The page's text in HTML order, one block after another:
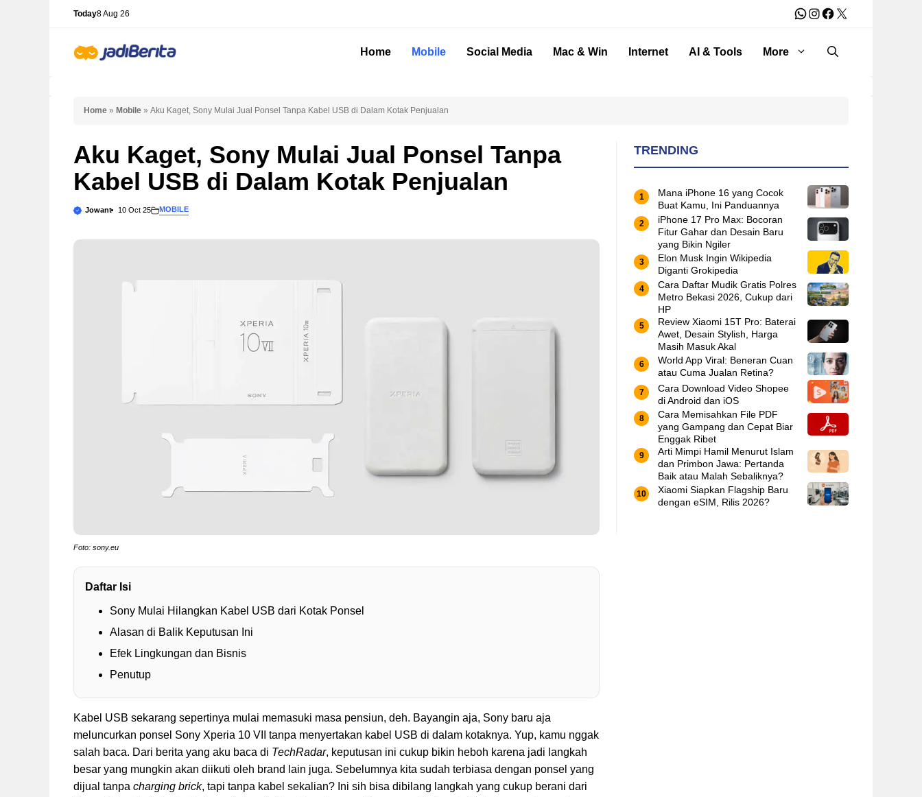
Today8 Aug 26 WhatsApp
Instagram
Facebook
X
Home Mobile Social Media Mac & Win Internet AI & Tools More
Home » Mobile » Aku Kaget, Sony Mulai Jual Ponsel Tanpa Kabel USB di Dalam Kotak Penjualan
Aku Kaget, Sony Mulai Jual Ponsel Tanpa
Kabel USB di Dalam Kotak Penjualan
Jowant 10 Oct 25 MOBILE
Foto: sony.eu
Daftar Isi
Sony Mulai Hilangkan Kabel USB dari Kotak Ponsel
Alasan di Balik Keputusan Ini
Efek Lingkungan dan Bisnis
Penutup
Kabel USB sekarang sepertinya mulai memasuki masa pensiun, deh. Bayangin aja, Sony baru aja
meluncurkan ponsel Sony Xperia 10 VII tanpa menyertakan kabel USB di dalam kotaknya. Yup, kamu nggak
salah baca. Dari berita yang aku baca di TechRadar, keputusan ini cukup bikin heboh karena jadi langkah
besar yang mungkin akan diikuti oleh brand lain juga. Sebelumnya kita sudah terbiasa dengan ponsel yang
dijual tanpa charging brick, tapi tanpa kabel sekalian? Ini sih bisa dibilang langkah yang cukup berani dari
TRENDING
Mana iPhone 16 yang Cocok
Buat Kamu, Ini Panduannya
iPhone 17 Pro Max: Bocoran
Fitur Gahar dan Desain Baru
yang Bikin Ngiler
Elon Musk Ingin Wikipedia
Diganti Grokipedia
Cara Daftar Mudik Gratis Polres
Metro Bekasi 2026, Cukup dari
HP
Review Xiaomi 15T Pro: Baterai
Awet, Desain Stylish, Harga
Masih Masuk Akal
World App Viral: Beneran Cuan
atau Cuma Jualan Retina?
Cara Download Video Shopee
di Android dan iOS
Cara Memisahkan File PDF
yang Gampang dan Cepat Biar
Enggak Ribet
Arti Mimpi Hamil Menurut Islam
dan Primbon Jawa: Pertanda
Baik atau Malah Sebaliknya?
Xiaomi Siapkan Flagship Baru
dengan eSIM, Rilis 2026?